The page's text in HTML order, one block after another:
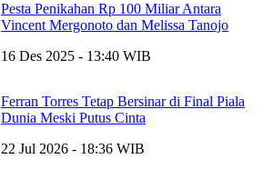
Pesta Penikahan Rp 100 Miliar Antara
Vincent Mergonoto dan Melissa Tanojo
16 Des 2025 - 13:40 WIB
Ferran Torres Tetap Bersinar di Final Piala
Dunia Meski Putus Cinta
22 Jul 2026 - 18:36 WIB